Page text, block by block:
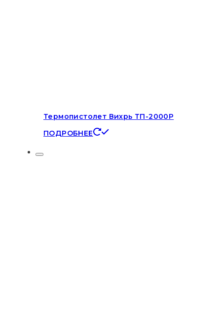
Термопистолет Вихрь ТП-2000Р
ПОДРОБНЕЕ